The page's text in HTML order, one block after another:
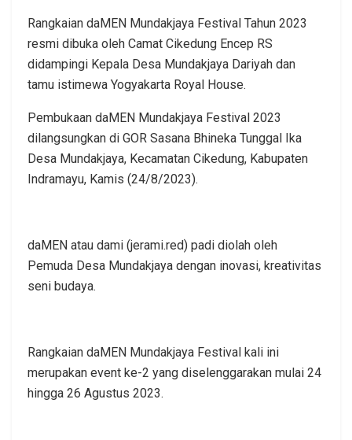
Rangkaian daMEN Mundakjaya Festival Tahun 2023
resmi dibuka oleh Camat Cikedung Encep RS
didampingi Kepala Desa Mundakjaya Dariyah dan
tamu istimewa Yogyakarta Royal House.
Pembukaan daMEN Mundakjaya Festival 2023
dilangsungkan di GOR Sasana Bhineka Tunggal Ika
Desa Mundakjaya, Kecamatan Cikedung, Kabupaten
Indramayu, Kamis (24/8/2023).
daMEN atau dami (jerami.red) padi diolah oleh
Pemuda Desa Mundakjaya dengan inovasi, kreativitas
seni budaya.
Rangkaian daMEN Mundakjaya Festival kali ini
merupakan event ke-2 yang diselenggarakan mulai 24
hingga 26 Agustus 2023.